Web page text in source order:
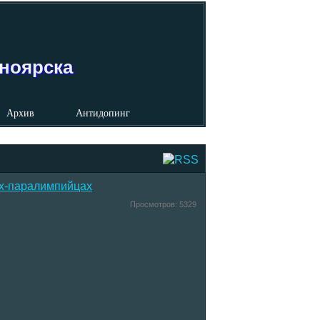
Архив Антидопинг
паралимпийцах
Просмотров: 5329